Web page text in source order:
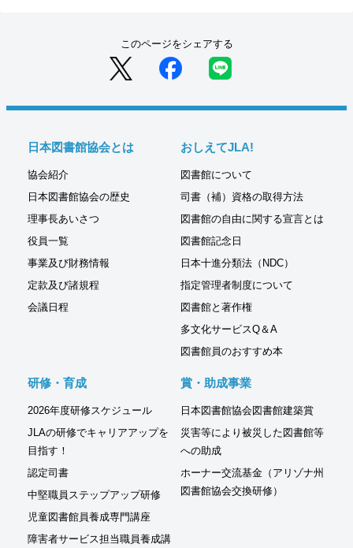
このページをシェアする
日本図書館協会とは
協会紹介
日本図書館協会の歴史
理事長あいさつ
役員一覧
事業及び財務情報
定款及び諸規程
会議日程
おしえてJLA!
図書館について
司書（補）資格の取得方法
図書館の自由に関する宣言とは
図書館記念日
日本十進分類法（NDC）
指定管理者制度について
図書館と著作権
多文化サービスQ＆A
図書館員のおすすめ本
研修・育成
2026年度研修スケジュール
JLAの研修でキャリアアップを
目指す！
認定司書
中堅職員ステップアップ研修
児童図書館員養成専門講座
障害者サービス担当職員養成講
賞・助成事業
日本図書館協会図書館建築賞
災害等により被災した図書館等
への助成
ホーナー交流基金（アリゾナ州
図書館協会交換研修）